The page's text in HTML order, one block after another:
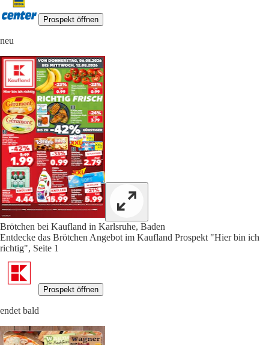
Prospekt öffnen
neu
Brötchen bei Kaufland in Karlsruhe, Baden
Entdecke das Brötchen Angebot im Kaufland Prospekt "Hier bin ich
richtig", Seite 1
Prospekt öffnen
endet bald